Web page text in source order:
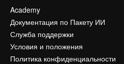
Academy
Документация по Пакету ИИ
Служба поддержки
Условия и положения
Политика конфиденциальности